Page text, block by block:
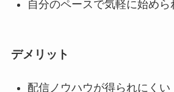
自分のペースで気軽に始めら
デメリット
配信ノウハウが得られにくい